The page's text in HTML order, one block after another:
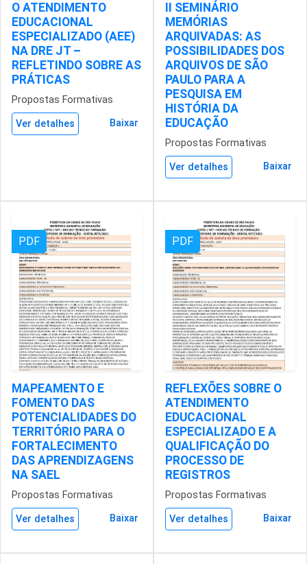
O ATENDIMENTO
EDUCACIONAL
ESPECIALIZADO (AEE)
NA DRE JT –
REFLETINDO SOBRE AS
PRÁTICAS
Propostas Formativas
Ver detalhes Baixar
II SEMINÁRIO
MEMÓRIAS
ARQUIVADAS: AS
POSSIBILIDADES DOS
ARQUIVOS DE SÃO
PAULO PARA A
PESQUISA EM
HISTÓRIA DA
EDUCAÇÃO
Propostas Formativas
Ver detalhes Baixar
PDF
MAPEAMENTO E
FOMENTO DAS
POTENCIALIDADES DO
TERRITÓRIO PARA O
FORTALECIMENTO
DAS APRENDIZAGENS
NA SAEL
Propostas Formativas
Ver detalhes Baixar
PDF
REFLEXÕES SOBRE O
ATENDIMENTO
EDUCACIONAL
ESPECIALIZADO E A
QUALIFICAÇÃO DO
PROCESSO DE
REGISTROS
Propostas Formativas
Ver detalhes Baixar